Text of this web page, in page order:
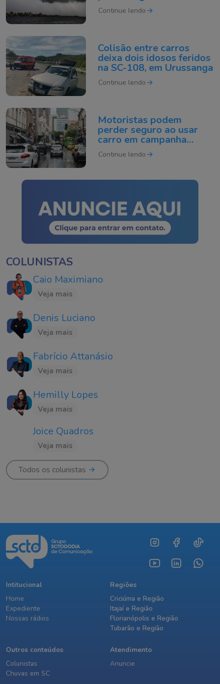
Continue lendo
Colisão entre carros
deixa dois idosos feridos
na SC-108, em Urussanga
Continue lendo
Motoristas podem
perder seguro ao usar
carro em campanha
eleitoral
Continue lendo
COLUNISTAS
Caio Maximiano
Veja mais
Denis Luciano
Veja mais
Fabrício Attanásio
Veja mais
Hemilly Lopes
Veja mais
Joice Quadros
Veja mais
Todos os colunistas
Intitucional
Home
Expediente
Nossas rádios
Regiões
Criciúma e Região
Itajaí e Região
Florianópolis e Região
Tubarão e Região
Outros conteúdos
Colunistas
Chuvas em SC
Atendimento
Anuncie